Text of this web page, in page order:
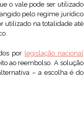
o vale pode ser utilizado
pelo regime jurídico
utilizado na totalidade até
por legislação nacional
ao reembolso. A solução
– a escolha é do